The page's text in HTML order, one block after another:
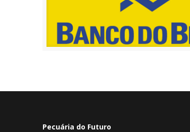
Pecuária do Futuro